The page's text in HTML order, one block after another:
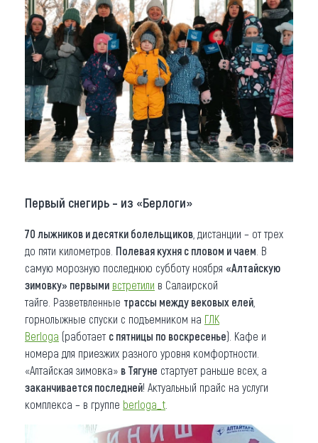
Первый снегирь – из «Берлоги»
70 лыжников и десятки болельщиков , дистанции – от трех
до пяти километров. Полевая кухня с пловом и чаем . В
самую морозную последнюю субботу ноября «Алтайскую
зимовку» первыми встретили в Салаирской
тайге. Разветвленные трассы между вековых елей
горнолыжные спуски с подъемником на ГЛК
Berloga (работает с пятницы по воскресенье). Кафе и
номера для приезжих разного уровня комфортности.
«Алтайская зимовка» в Тягуне стартует раньше всех, а
заканчивается последней! Актуальный прайс на услуги
комплекса – в группе berloga_t